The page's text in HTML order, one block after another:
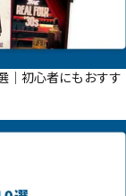
｜初心者にもおすす